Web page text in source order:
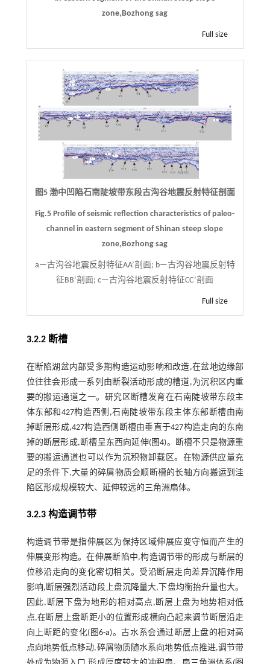
zone,Bozhong sag
Full size
图5 渤中凹陷石南陡坡带东段古沟谷地震反射特征剖面
Fig.5 Profile of seismic reflection characteristics of paleo-
channel in eastern segment of Shinan steep slope
zone,Bozhong sag
a—古沟谷地震反射特征AA’剖面; b—古沟谷地震反射特
征BB’剖面; c—古沟谷地震反射特征CC’剖面
Full size
3.2.2 断槽
在断陷湖盆内部受多期构造运动影响和改造,在盆地边缘部
位往往会形成一系列由断裂活动形成的槽道,为沉积区内重
要的搬运通道之一。研究区断槽发育在石南陡坡带东段主
体东部和427构造西侧,石南陡坡带东段主体东部断槽由南
掉断层形成,427构造西侧断槽由垂直于427构造走向的东南
掉的断层形成,断槽呈东西向延伸( 图4)。断槽不只是物源重
要的搬运通道也可以作为沉积物卸载区。在物源供应量充
足的条件下,大量的碎屑物质会顺断槽的长轴方向搬运到洼
陷区形成规模较大、延伸较远的三角洲扇体。
3.2.3 构造调节带
构造调节带是指伸展区为保持区域伸展应变守恒而产生的
伸展变形构造。在伸展断陷中,构造调节带的形成与断层的
位移沿走向的变化密切相关。受沿断层走向差异沉降作用
影响,断层强烈活动段上盘沉降量大,下盘均衡抬升量也大。
因此,断层下盘为地形的相对高点,断层上盘为地势相对低
点,在断层上盘断距小的位置形成横向凸起来调节断层沿走
向上断距的变化( 图6-a)。古水系会通过断层上盘的相对高
点向地势低点移动,碎屑物质随水系向地势低点推进,调节带